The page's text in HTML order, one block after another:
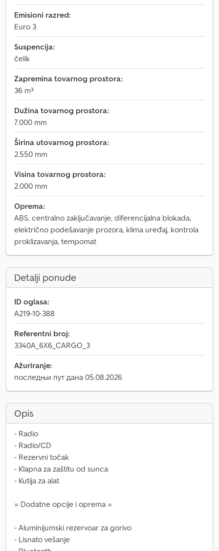
Emisioni razred:
Euro 3
Suspencija:
čelik
Zapremina tovarnog prostora:
36 m³
Dužina tovarnog prostora:
7.000 mm
Širina utovarnog prostora:
2.550 mm
Visina tovarnog prostora:
2.000 mm
Oprema:
ABS, centralno zaključavanje, diferencijalna blokada,
električno podešavanje prozora, klima uređaj, kontrola
proklizavanja, tempomat
Detalji ponude
ID oglasa:
A219-10-388
Referentni broj:
3340A_6X6_CARGO_3
Ažuriranje:
последњи пут дана 05.08.2026
Opis
- Radio
- Radio/CD
- Rezervni točak
- Klapna za zaštitu od sunca
- Kutija za alat
= Dodatne opcije i oprema =
- Aluminijumski rezervoar za gorivo
- Lisnato vešanje